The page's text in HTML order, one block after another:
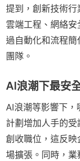
提到，創新技術行
雲端工程、網絡
過自動化和流程
團隊。
AI浪潮下最安
AI浪潮等影響下
計劃增加人手的
創收職位，這反
場擴張。同時，